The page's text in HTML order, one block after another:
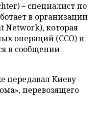
– специалист по
в организации
Network), которая
операций (ССО) и
в сообщении
передавал Киеву
перевозящего